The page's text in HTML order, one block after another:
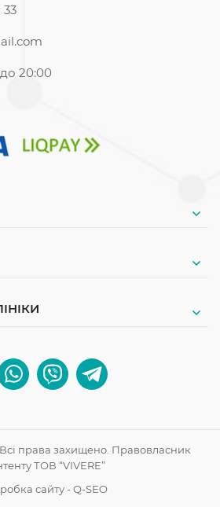
33
20:00
права захищено. Правовласник
ТОВ “VIVERE”
сайту - Q-SEO